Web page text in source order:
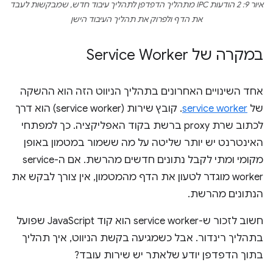
איור 9: 2 הודעות IPC מתהליך הדפדפן לתהליך עיבוד חדש, שמבקשות לעבד
את הדף ולפרוק את תהליך העיבוד הישן
במקרה של Service Worker
אחד השינויים האחרונים בתהליך הניווט הזה הוא ההשקה
של service worker
. קובץ שירות (service worker) הוא דרך
לכתוב שרת proxy ברשת בקוד האפליקציה. כך למפתחי
האינטרנט יש יותר שליטה על מה ששמור במטמון באופן
מקומי ומתי לקבל נתונים חדשים מהרשת. אם ה-service
worker מוגדר לטעון את הדף מהמטמון, אין צורך לבקש את
הנתונים מהרשת.
חשוב לזכור ש-service worker הוא קוד JavaScript שפועל
בתהליך רינדור. אבל כשמגיעה בקשת הניווט, איך תהליך
בתוך הדפדפן יודע שלאתר יש שירות עובד?